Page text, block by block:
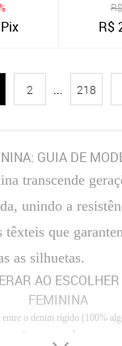
R$
2 ... 218
GUIA DE
transcende
unindo a
têxteis que
as silhuetas.
AO
FEMININA
o denim rígido (100%
as misturas com elastano,